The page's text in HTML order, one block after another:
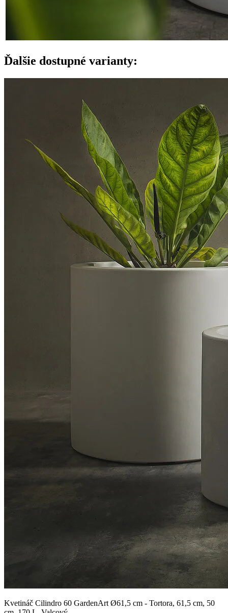
Ďalšie dostupné varianty:
Kvetináč Cilindro 60 GardenArt Ø61,5 cm - Tortora, 61,5 cm, 50